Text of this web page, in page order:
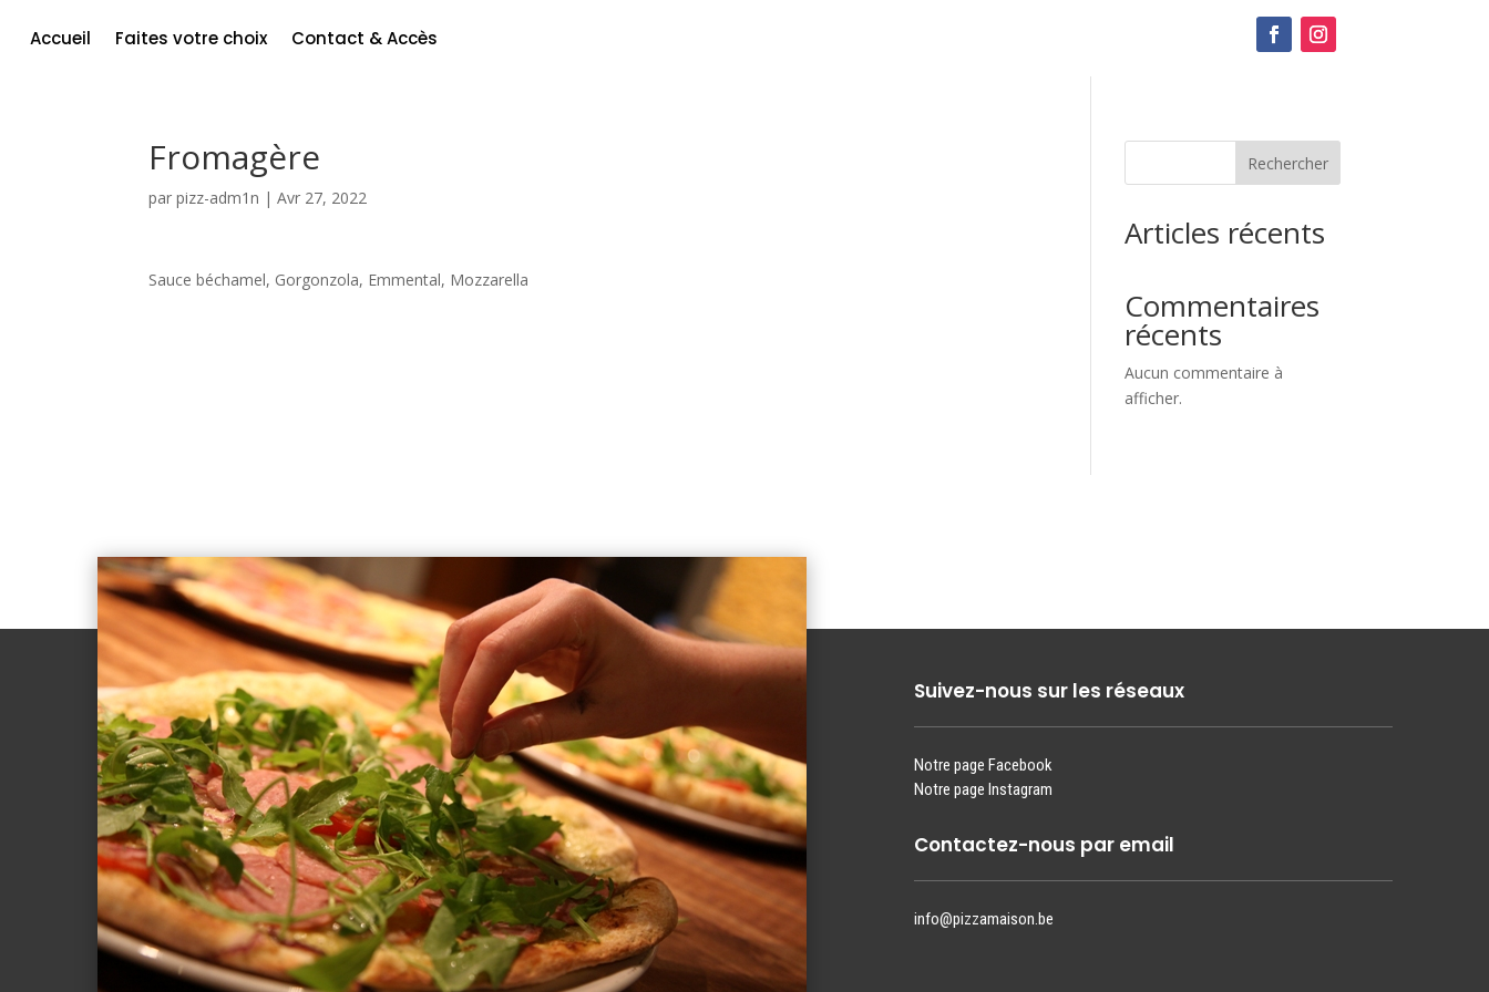
Accueil Faites votre choix Contact & Accès
Fromagère
parpizz-adm1n |Avr 27, 2022
Sauce béchamel, Gorgonzola, Emmental, Mozzarella
Rechercher
Articles récents
Commentaires
récents
Aucun commentaire à
afficher.
Suivez-nous sur les réseaux
Notre page Facebook
Notre page Instagram
Contactez-nous par email
info@pizzamaison.be